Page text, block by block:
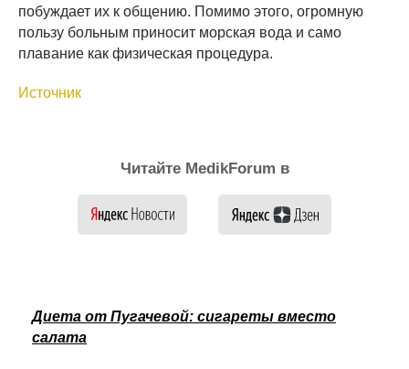
побуждает их к общению. Помимо этого, огромную
пользу больным приносит морская вода и само
плавание как физическая процедура.
Источник
Читайте MedikForum в
Диета от Пугачевой: сигареты вместо
салата